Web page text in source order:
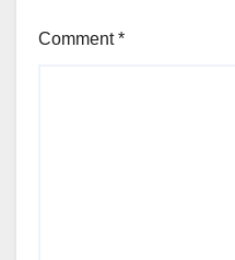
Comment*